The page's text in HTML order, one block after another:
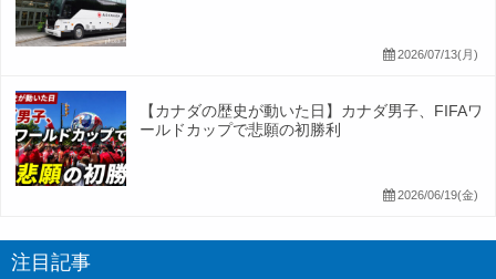
2026/07/13(月)
【カナダの歴史が動いた日】カナダ男子、FIFAワ
ールドカップで悲願の初勝利
2026/06/19(金)
注目記事